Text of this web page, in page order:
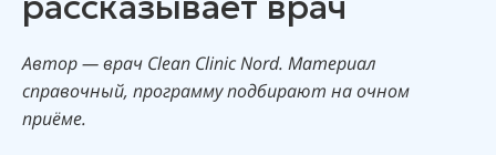
Автор — врач Clean Clinic Nord. Материал
справочный, программу подбирают на очном
приёме.